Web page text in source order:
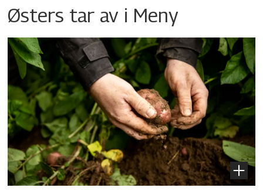
Østers tar av i Meny